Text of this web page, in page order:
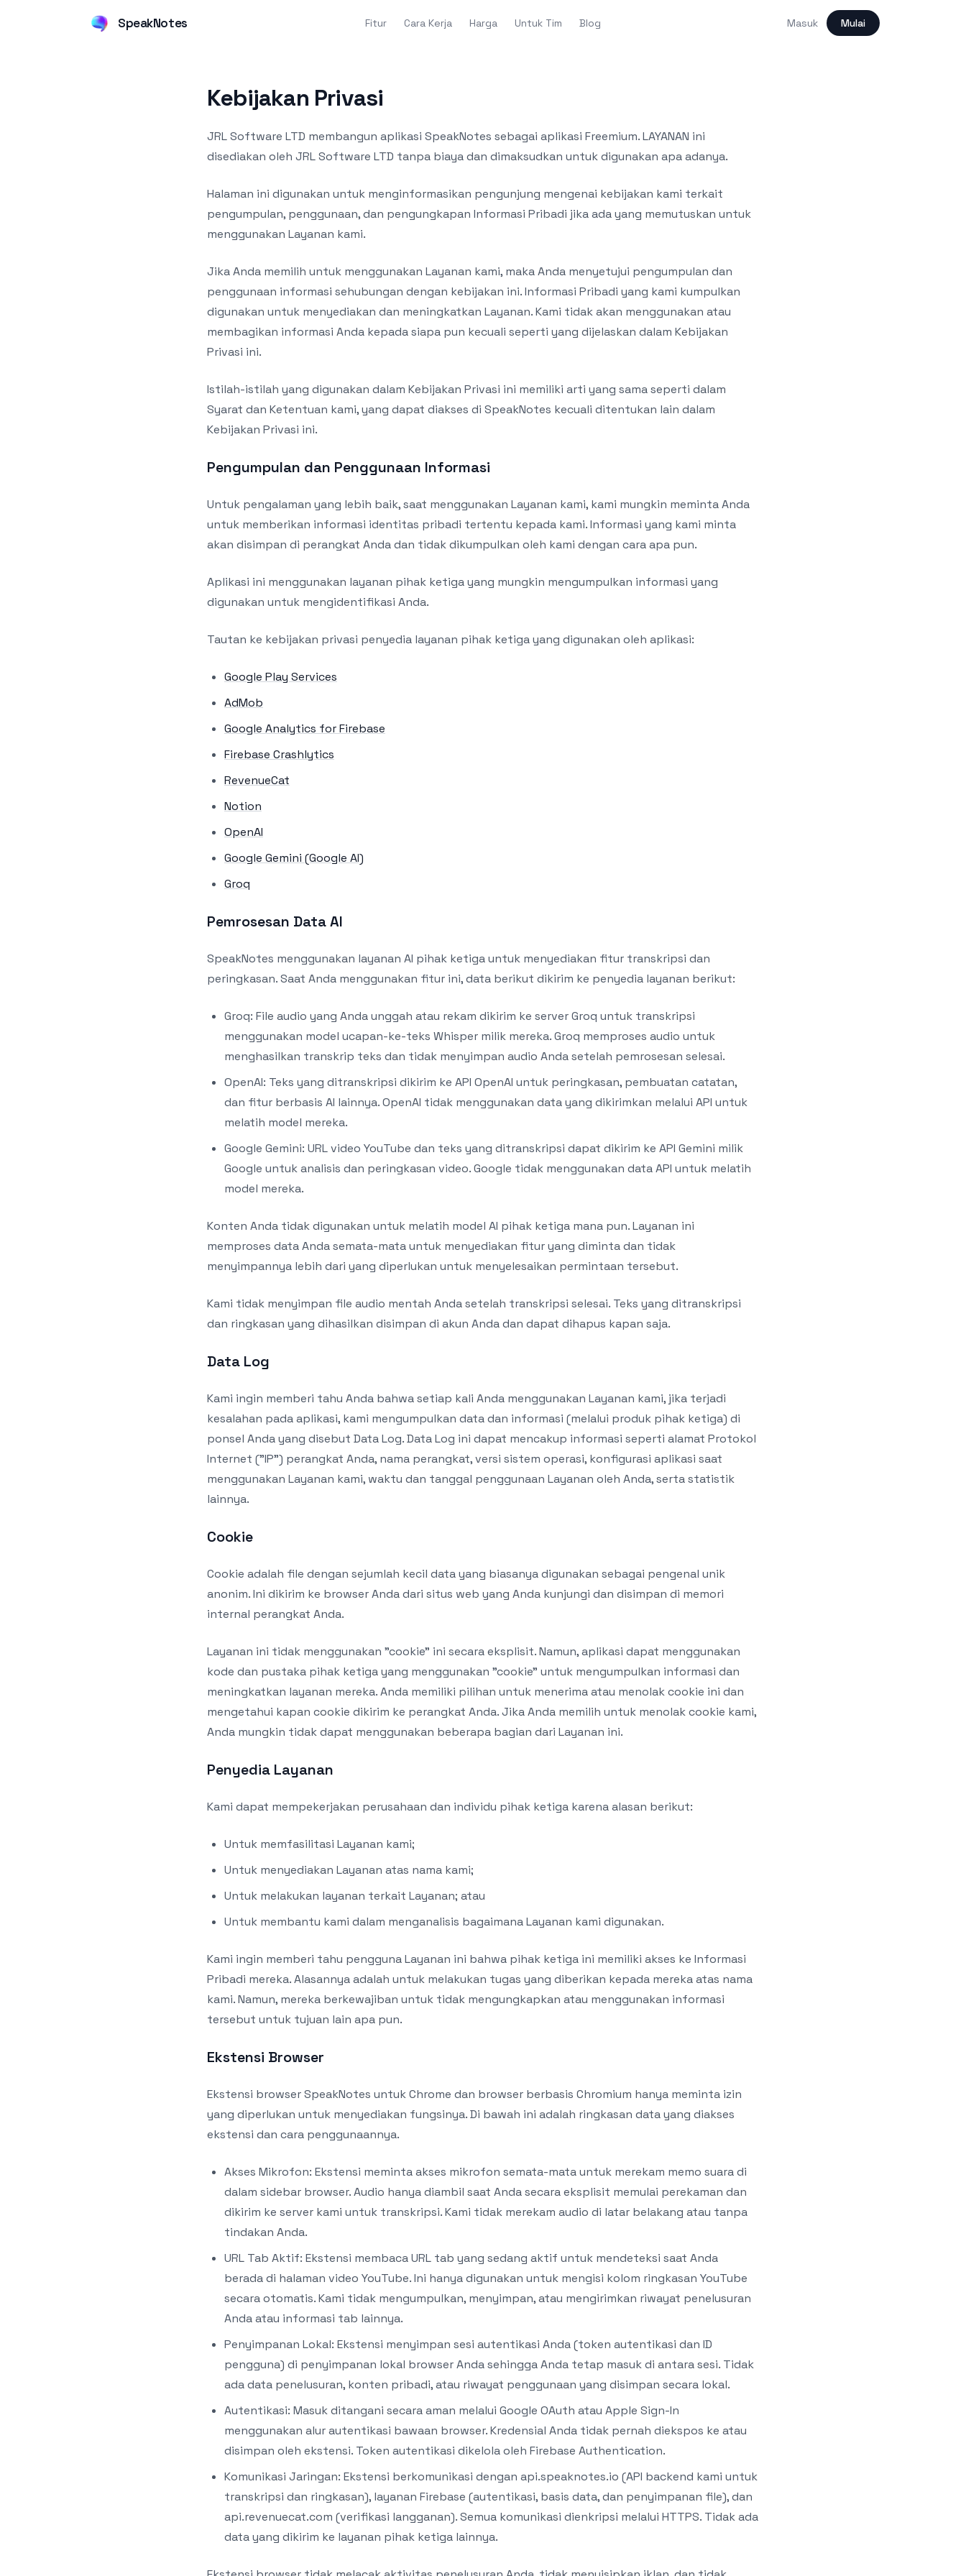
SpeakNotes Fitur Cara Kerja Harga Untuk Tim Blog Masuk Mulai
Kebijakan Privasi
JRL Software LTD membangun aplikasi SpeakNotes sebagai aplikasi Freemium. LAYANAN ini
disediakan oleh JRL Software LTD tanpa biaya dan dimaksudkan untuk digunakan apa adanya.
Halaman ini digunakan untuk menginformasikan pengunjung mengenai kebijakan kami terkait
pengumpulan, penggunaan, dan pengungkapan Informasi Pribadi jika ada yang memutuskan untuk
menggunakan Layanan kami.
Jika Anda memilih untuk menggunakan Layanan kami, maka Anda menyetujui pengumpulan dan
penggunaan informasi sehubungan dengan kebijakan ini. Informasi Pribadi yang kami kumpulkan
digunakan untuk menyediakan dan meningkatkan Layanan. Kami tidak akan menggunakan atau
membagikan informasi Anda kepada siapa pun kecuali seperti yang dijelaskan dalam Kebijakan
Privasi ini.
Istilah-istilah yang digunakan dalam Kebijakan Privasi ini memiliki arti yang sama seperti dalam
Syarat dan Ketentuan kami, yang dapat diakses di SpeakNotes kecuali ditentukan lain dalam
Kebijakan Privasi ini.
Pengumpulan dan Penggunaan Informasi
Untuk pengalaman yang lebih baik, saat menggunakan Layanan kami, kami mungkin meminta Anda
untuk memberikan informasi identitas pribadi tertentu kepada kami. Informasi yang kami minta
akan disimpan di perangkat Anda dan tidak dikumpulkan oleh kami dengan cara apa pun.
Aplikasi ini menggunakan layanan pihak ketiga yang mungkin mengumpulkan informasi yang
digunakan untuk mengidentifikasi Anda.
Tautan ke kebijakan privasi penyedia layanan pihak ketiga yang digunakan oleh aplikasi:
Google Play Services
AdMob
Google Analytics for Firebase
Firebase Crashlytics
RevenueCat
Notion
OpenAI
Google Gemini (Google AI)
Groq
Pemrosesan Data AI
SpeakNotes menggunakan layanan AI pihak ketiga untuk menyediakan fitur transkripsi dan
peringkasan. Saat Anda menggunakan fitur ini, data berikut dikirim ke penyedia layanan berikut:
Groq: File audio yang Anda unggah atau rekam dikirim ke server Groq untuk transkripsi
menggunakan model ucapan-ke-teks Whisper milik mereka. Groq memproses audio untuk
menghasilkan transkrip teks dan tidak menyimpan audio Anda setelah pemrosesan selesai.
OpenAI: Teks yang ditranskripsi dikirim ke API OpenAI untuk peringkasan, pembuatan catatan,
dan fitur berbasis AI lainnya. OpenAI tidak menggunakan data yang dikirimkan melalui API untuk
melatih model mereka.
Google Gemini: URL video YouTube dan teks yang ditranskripsi dapat dikirim ke API Gemini milik
Google untuk analisis dan peringkasan video. Google tidak menggunakan data API untuk melatih
model mereka.
Konten Anda tidak digunakan untuk melatih model AI pihak ketiga mana pun. Layanan ini
memproses data Anda semata-mata untuk menyediakan fitur yang diminta dan tidak
menyimpannya lebih dari yang diperlukan untuk menyelesaikan permintaan tersebut.
Kami tidak menyimpan file audio mentah Anda setelah transkripsi selesai. Teks yang ditranskripsi
dan ringkasan yang dihasilkan disimpan di akun Anda dan dapat dihapus kapan saja.
Data Log
Kami ingin memberi tahu Anda bahwa setiap kali Anda menggunakan Layanan kami, jika terjadi
kesalahan pada aplikasi, kami mengumpulkan data dan informasi (melalui produk pihak ketiga) di
ponsel Anda yang disebut Data Log. Data Log ini dapat mencakup informasi seperti alamat Protokol
Internet ("IP") perangkat Anda, nama perangkat, versi sistem operasi, konfigurasi aplikasi saat
menggunakan Layanan kami, waktu dan tanggal penggunaan Layanan oleh Anda, serta statistik
lainnya.
Cookie
Cookie adalah file dengan sejumlah kecil data yang biasanya digunakan sebagai pengenal unik
anonim. Ini dikirim ke browser Anda dari situs web yang Anda kunjungi dan disimpan di memori
internal perangkat Anda.
Layanan ini tidak menggunakan "cookie" ini secara eksplisit. Namun, aplikasi dapat menggunakan
kode dan pustaka pihak ketiga yang menggunakan "cookie" untuk mengumpulkan informasi dan
meningkatkan layanan mereka. Anda memiliki pilihan untuk menerima atau menolak cookie ini dan
mengetahui kapan cookie dikirim ke perangkat Anda. Jika Anda memilih untuk menolak cookie kami,
Anda mungkin tidak dapat menggunakan beberapa bagian dari Layanan ini.
Penyedia Layanan
Kami dapat mempekerjakan perusahaan dan individu pihak ketiga karena alasan berikut:
Untuk memfasilitasi Layanan kami;
Untuk menyediakan Layanan atas nama kami;
Untuk melakukan layanan terkait Layanan; atau
Untuk membantu kami dalam menganalisis bagaimana Layanan kami digunakan.
Kami ingin memberi tahu pengguna Layanan ini bahwa pihak ketiga ini memiliki akses ke Informasi
Pribadi mereka. Alasannya adalah untuk melakukan tugas yang diberikan kepada mereka atas nama
kami. Namun, mereka berkewajiban untuk tidak mengungkapkan atau menggunakan informasi
tersebut untuk tujuan lain apa pun.
Ekstensi Browser
Ekstensi browser SpeakNotes untuk Chrome dan browser berbasis Chromium hanya meminta izin
yang diperlukan untuk menyediakan fungsinya. Di bawah ini adalah ringkasan data yang diakses
ekstensi dan cara penggunaannya.
Akses Mikrofon: Ekstensi meminta akses mikrofon semata-mata untuk merekam memo suara di
dalam sidebar browser. Audio hanya diambil saat Anda secara eksplisit memulai perekaman dan
dikirim ke server kami untuk transkripsi. Kami tidak merekam audio di latar belakang atau tanpa
tindakan Anda.
URL Tab Aktif: Ekstensi membaca URL tab yang sedang aktif untuk mendeteksi saat Anda
berada di halaman video YouTube. Ini hanya digunakan untuk mengisi kolom ringkasan YouTube
secara otomatis. Kami tidak mengumpulkan, menyimpan, atau mengirimkan riwayat penelusuran
Anda atau informasi tab lainnya.
Penyimpanan Lokal: Ekstensi menyimpan sesi autentikasi Anda (token autentikasi dan ID
pengguna) di penyimpanan lokal browser Anda sehingga Anda tetap masuk di antara sesi. Tidak
ada data penelusuran, konten pribadi, atau riwayat penggunaan yang disimpan secara lokal.
Autentikasi: Masuk ditangani secara aman melalui Google OAuth atau Apple Sign-In
menggunakan alur autentikasi bawaan browser. Kredensial Anda tidak pernah diekspos ke atau
disimpan oleh ekstensi. Token autentikasi dikelola oleh Firebase Authentication.
Komunikasi Jaringan: Ekstensi berkomunikasi dengan api.speaknotes.io (API backend kami untuk
transkripsi dan ringkasan), layanan Firebase (autentikasi, basis data, dan penyimpanan file), dan
api.revenuecat.com (verifikasi langganan). Semua komunikasi dienkripsi melalui HTTPS. Tidak ada
data yang dikirim ke layanan pihak ketiga lainnya.